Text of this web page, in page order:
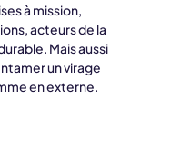
à mission,
acteurs de la
Mais aussi
un virage
en externe.